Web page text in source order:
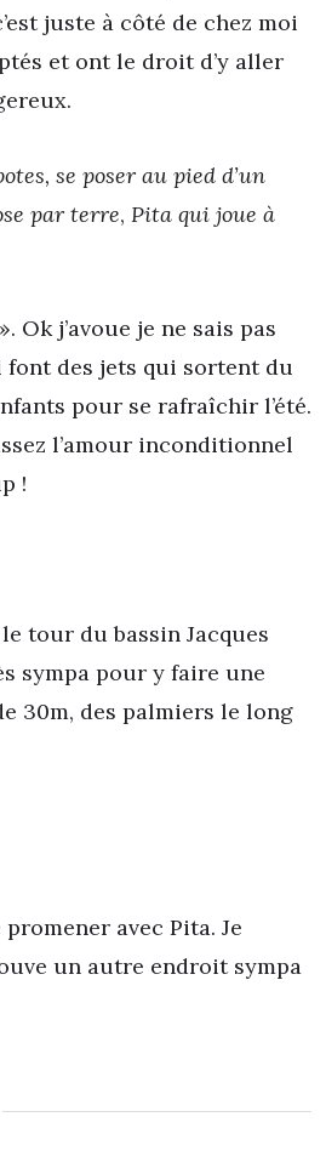
juste à côté de chez moi
et ont le droit d’y aller
se poser au pied d’un
par terre, Pita qui joue à
Ok j’avoue je ne sais pas
font des jets qui sortent du
pour se rafraîchir l’été.
l’amour inconditionnel
!
tour du bassin Jacques
sympa pour y faire une
30m, des palmiers le long
avec Pita. Je
un autre endroit sympa